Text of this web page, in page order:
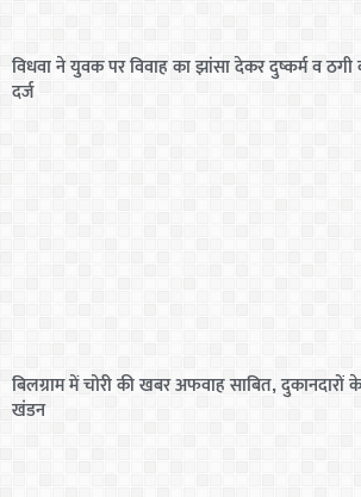
विधवा ने युवक पर विवाह का झांसा देकर दुष्कर्म व ठगी
दर्ज
बिलग्राम में चोरी की खबर अफवाह साबित, दुकानदारों
खंडन